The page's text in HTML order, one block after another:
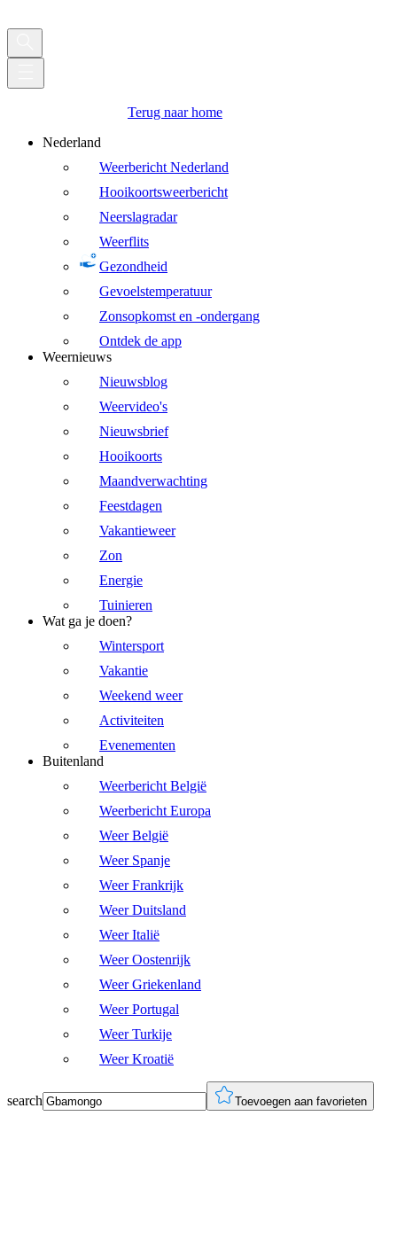
Terug naar home
Nederland
Weerbericht Nederland
Hooikoortsweerbericht
Neerslagradar
Weerflits
Gezondheid
Gevoelstemperatuur
Zonsopkomst en -ondergang
Ontdek de app
Weernieuws
Nieuwsblog
Weervideo's
Nieuwsbrief
Hooikoorts
Maandverwachting
Feestdagen
Vakantieweer
Zon
Energie
Tuinieren
Wat ga je doen?
Wintersport
Vakantie
Weekend weer
Activiteiten
Evenementen
Buitenland
Weerbericht België
Weerbericht Europa
Weer België
Weer Spanje
Weer Frankrijk
Weer Duitsland
Weer Italië
Weer Oostenrijk
Weer Griekenland
Weer Portugal
Weer Turkije
Weer Kroatië
search Toevoegen aan favorieten